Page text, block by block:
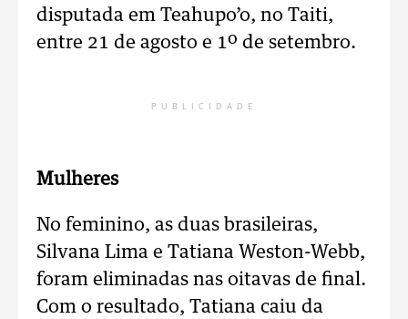
disputada em Teahupo’o, no Taiti,
entre 21 de agosto e 1º de setembro.
PUBLICIDADE
Mulheres
No feminino, as duas brasileiras,
Silvana Lima e Tatiana Weston-Webb,
foram eliminadas nas oitavas de final.
Com o resultado, Tatiana caiu da